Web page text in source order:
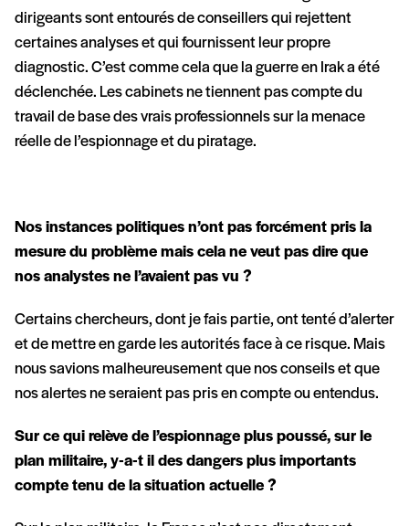
dirigeants sont entourés de conseillers qui rejettent
certaines analyses et qui fournissent leur propre
diagnostic. C’est comme cela que la guerre en Irak a été
déclenchée. Les cabinets ne tiennent pas compte du
travail de base des vrais professionnels sur la menace
réelle de l’espionnage et du piratage.
Nos instances politiques n’ont pas forcément pris la
mesure du problème mais cela ne veut pas dire que
nos analystes ne l’avaient pas vu ?
Certains chercheurs, dont je fais partie, ont tenté d’alerter
et de mettre en garde les autorités face à ce risque. Mais
nous savions malheureusement que nos conseils et que
nos alertes ne seraient pas pris en compte ou entendus.
Sur ce qui relève de l’espionnage plus poussé, sur le
plan militaire, y-a-t il des dangers plus importants
compte tenu de la situation actuelle ?